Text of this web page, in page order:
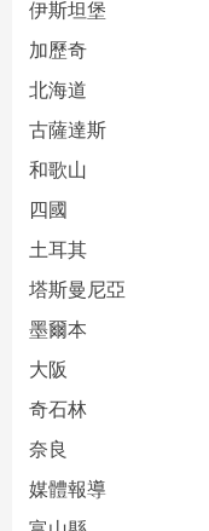
伊斯坦堡
加歷奇
北海道
古薩達斯
和歌山
四國
土耳其
塔斯曼尼亞
墨爾本
大阪
奇石林
奈良
媒體報導